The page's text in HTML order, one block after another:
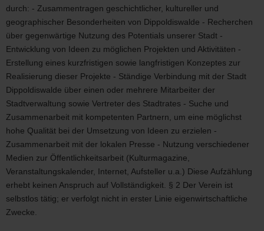
durch: - Zusammentragen geschichtlicher, kultureller und
geographischer Besonderheiten von Dippoldiswalde - Recherchen
über gegenwärtige Nutzung des Potentials unserer Stadt -
Entwicklung von Ideen zu möglichen Projekten und Aktivitäten -
Erstellung eines kurzfristigen sowie langfristigen Konzeptes zur
Realisierung dieser Projekte - Ständige Verbindung mit der Stadt
Dippoldiswalde über einen oder mehrere Mitarbeiter der
Stadtverwaltung sowie Vertreter des Stadtrates - Suche und
Zusammenarbeit mit kompetenten Partnern, um eine möglichst
hohe Qualität bei der Umsetzung von Ideen zu erzielen -
Zusammenarbeit mit der lokalen Presse - Nutzung verschiedener
Medien zur Öffentlichkeitsarbeit (Kulturmagazine,
Veranstaltungskalender, Internet, Aufsteller u.a.) Diese Aufzählung
erhebt keinen Anspruch auf Vollständigkeit. § 2 Der Verein ist
selbstlos tätig; er verfolgt nicht in erster Linie eigenwirtschaftliche
Zwecke.